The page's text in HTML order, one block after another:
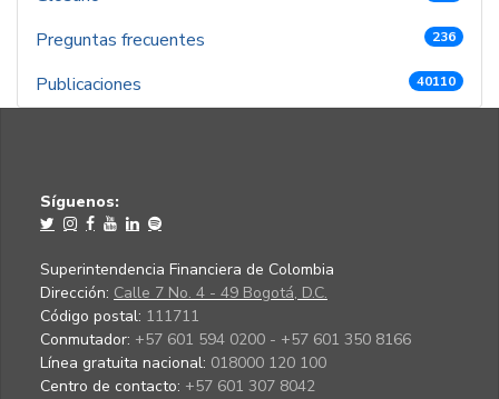
Preguntas frecuentes 236
Publicaciones 40110
Síguenos:
Superintendencia Financiera de Colombia
Dirección: Calle 7 No. 4 - 49 Bogotá, D.C.
Código postal: 111711
Conmutador: +57 601 594 0200 - +57 601 350 8166
Línea gratuita nacional: 018000 120 100
Centro de contacto: +57 601 307 8042